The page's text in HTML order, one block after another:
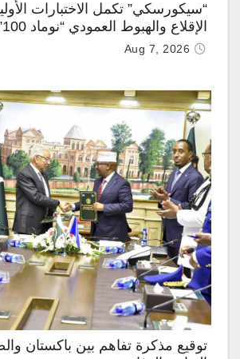
“سيكورسكي” تكمل الاختبارات
الإقلاع والهبوط العمودي “نوماد 100”
Aug 7, 2026
توقيع مذكرة تفاهم بين باكستان